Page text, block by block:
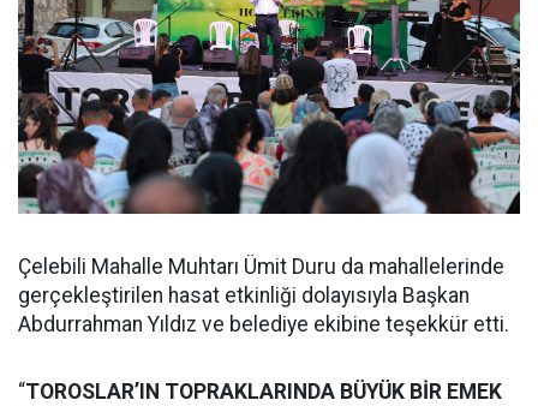
Çelebili Mahalle Muhtarı Ümit Duru da mahallelerinde
gerçekleştirilen hasat etkinliği dolayısıyla Başkan
Abdurrahman Yıldız ve belediye ekibine teşekkür etti.
“TOROSLAR’IN TOPRAKLARINDA BÜYÜK BİR EMEK